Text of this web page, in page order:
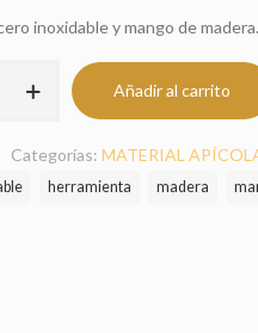
inoxidable y mango de madera.
Añadir al carrito
Categorías: MATERIAL
herramienta madera